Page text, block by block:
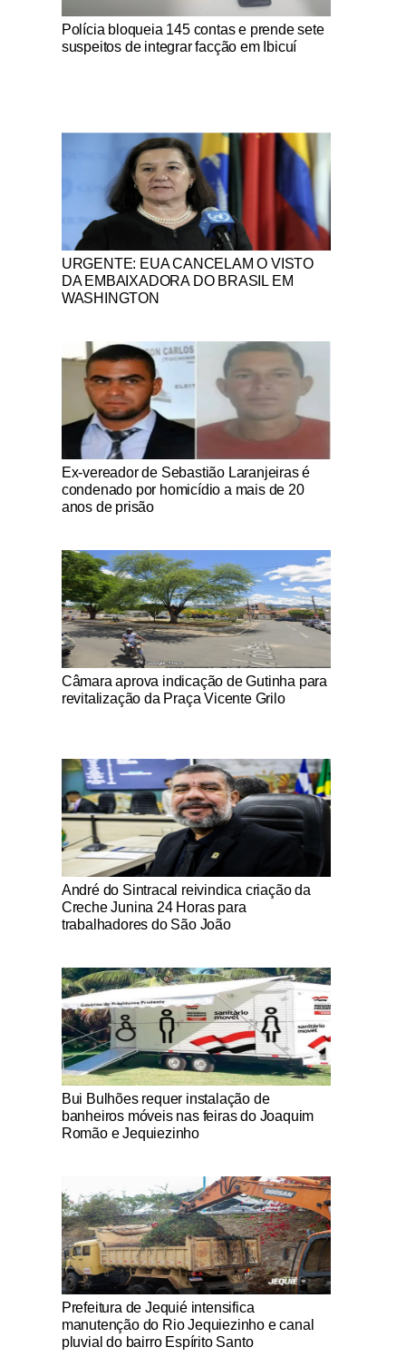
Notícias Católicas
Polícia bloqueia 145 contas e prende sete
suspeitos de integrar facção em Ibicuí
Notícias Católicas
URGENTE: EUA CANCELAM O VISTO
DA EMBAIXADORA DO BRASIL EM
WASHINGTON
Notícias Católicas
Ex-vereador de Sebastião Laranjeiras é
condenado por homicídio a mais de 20
anos de prisão
Notícias Católicas
Câmara aprova indicação de Gutinha para
revitalização da Praça Vicente Grilo
Notícias Católicas
André do Sintracal reivindica criação da
Creche Junina 24 Horas para
trabalhadores do São João
Notícias Católicas
Bui Bulhões requer instalação de
banheiros móveis nas feiras do Joaquim
Romão e Jequiezinho
Notícias Católicas
Prefeitura de Jequié intensifica
manutenção do Rio Jequiezinho e canal
pluvial do bairro Espírito Santo